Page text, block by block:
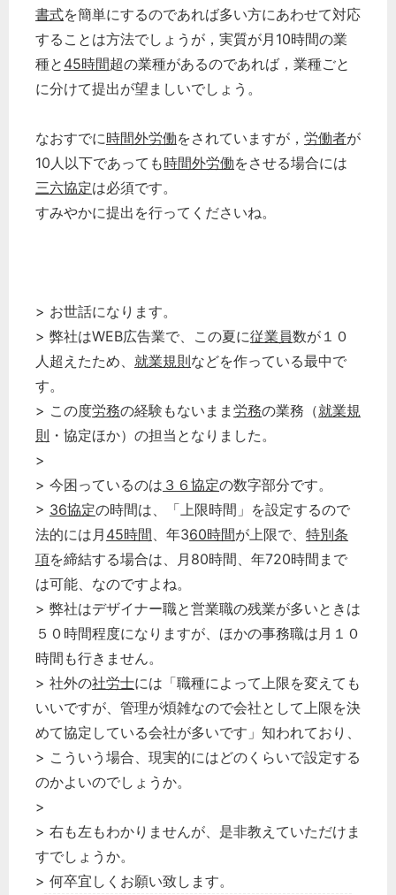
書式を簡単にするのであれば多い方にあわせて対応
することは方法でしょうが，実質が月10時間の業
種と 45時間超の業種があるのであれば，業種ごと
に分けて提出が望ましいでしょう。
なおすでに時間外労働をされていますが， 労働者が
10人以下であっても時間外労働をさせる場合には
三六協定は必須です。
すみやかに提出を行ってくださいね。
> お世話になります。
> 弊社はWEB広告業で、この夏に従業員数が１０
人超えたため、 就業規則などを作っている最中で
す。
> この度労務の経験もないまま 労務の業務（就業規
則 ・協定ほか）の担当となりました。
>
> 今困っているのは ３６協定の数字部分です。
> 36協定の時間は、「上限時間」を設定するので
法的には月 45時間、年360時間が上限で、 特別条
項を締結する場合は、月80時間、年720時間まで
は可能、なのですよね。
> 弊社はデザイナー職と営業職の残業が多いときは
５０時間程度になりますが、ほかの事務職は月１０
時間も行きません。
> 社外の社労士には「職種によって上限を変えても
いいですが、管理が煩雑なので会社として上限を決
めて協定している会社が多いです」知われており、
> こういう場合、現実的にはどのくらいで設定する
のかよいのでしょうか。
>
> 右も左もわかりませんが、是非教えていただけま
すでしょうか。
> 何卒宜しくお願い致します。